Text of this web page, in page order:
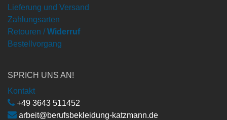
Lieferung und Versand
Zahlungsarten
Retouren / Widerruf
Bestellvorgang
SPRICH UNS AN!
Kontakt
+49 3643 511452
arbeit@berufsbekleidung-katzmann.de